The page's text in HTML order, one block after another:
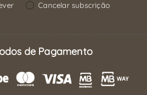
Cancelar subscrição
de Pagamento